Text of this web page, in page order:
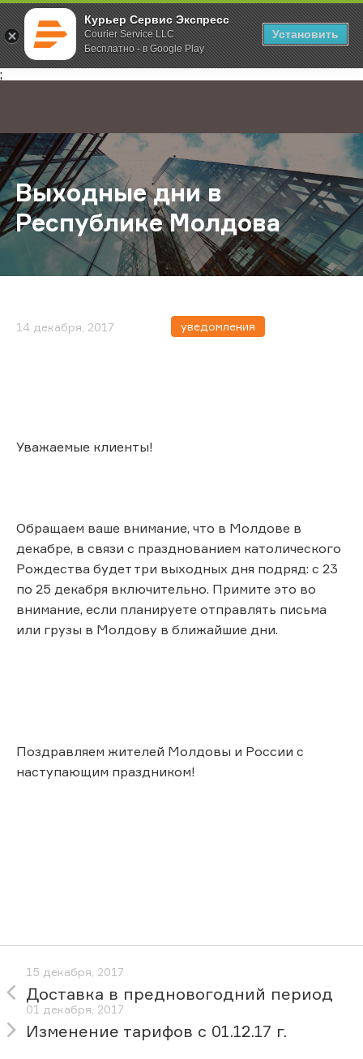
Курьер Сервис Экспресс
Courier Service LLC
Бесплатно - в Google Play
Установить
;
Главная О компании Новости Выходные дни в Республике
Выходные дни в
Республике Молдова
14 декабря, 2017 уведомления
Уважаемые клиенты!
Обращаем ваше внимание, что в Молдове в
декабре, в связи с празднованием католического
Рождества будет три выходных дня подряд: с 23
по 25 декабря включительно. Примите это во
внимание, если планируете отправлять письма
или грузы в Молдову в ближайшие дни.
Поздравляем жителей Молдовы и России с
наступающим праздником!
15 декабря, 2017
Доставка в предновогодний период
01 декабря, 2017
Изменение тарифов с 01.12.17 г.